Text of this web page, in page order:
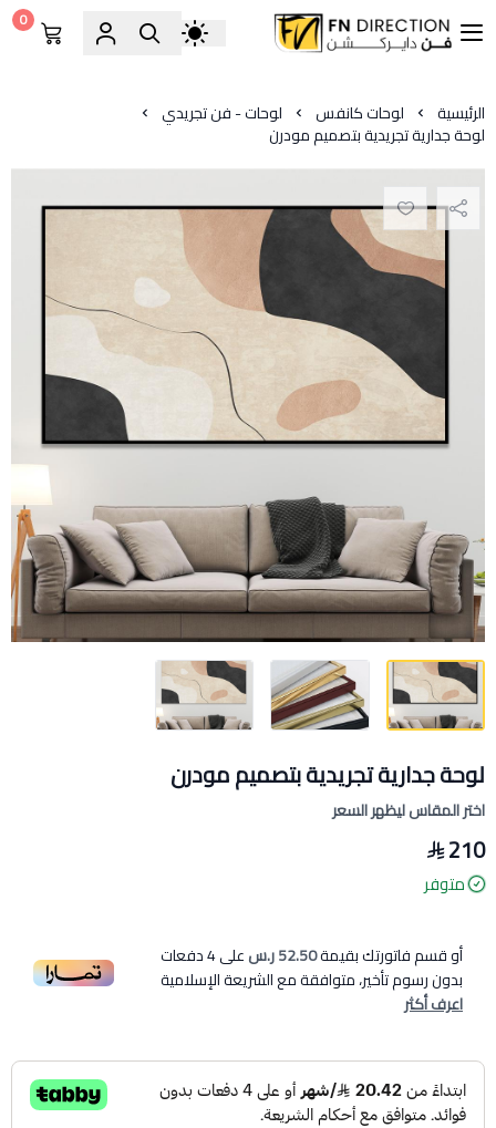
فن دايركشن
0
الرئيسية لوحات كانفس لوحات - فن تجريدي
لوحة جدارية تجريدية بتصميم مودرن
لوحة جدارية تجريدية بتصميم مودرن
اختر المقاس ليظهر السعر
210
متوفر
أو قسم فاتورتك بقيمة52.50 ر.س على4دفعات
بدون رسوم تأخير، متوافقة مع الشريعة الإسلامية
اعرف أكثر